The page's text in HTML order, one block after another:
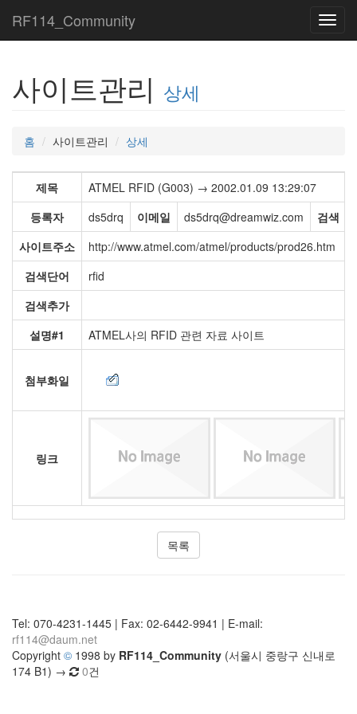
RF114_Community
사이트관리 상세
홈 사이트관리 상세
제목
ATMEL RFID (G003) → 2002.01.09 13:29:07
등록자
ds5drq 이메일 ds5drq@dreamwiz.com 검색
사이트주소
http://www.atmel.com/atmel/products/prod26.htm
검색단어
rfid
검색추가
설명#1
ATMEL사의 RFID 관련 자료 사이트
첨부화일
링크
목록
Tel: 070-4231-1445 | Fax: 02-6442-9941 | E-mail:
rf114@daum.net
Copyright © 1998 by RF114_Community (서울시 중랑구 신내로
174 B1) →
0건